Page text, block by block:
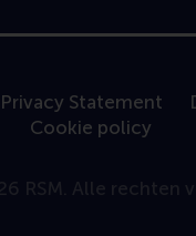
Privacy Statement
Cookie policy